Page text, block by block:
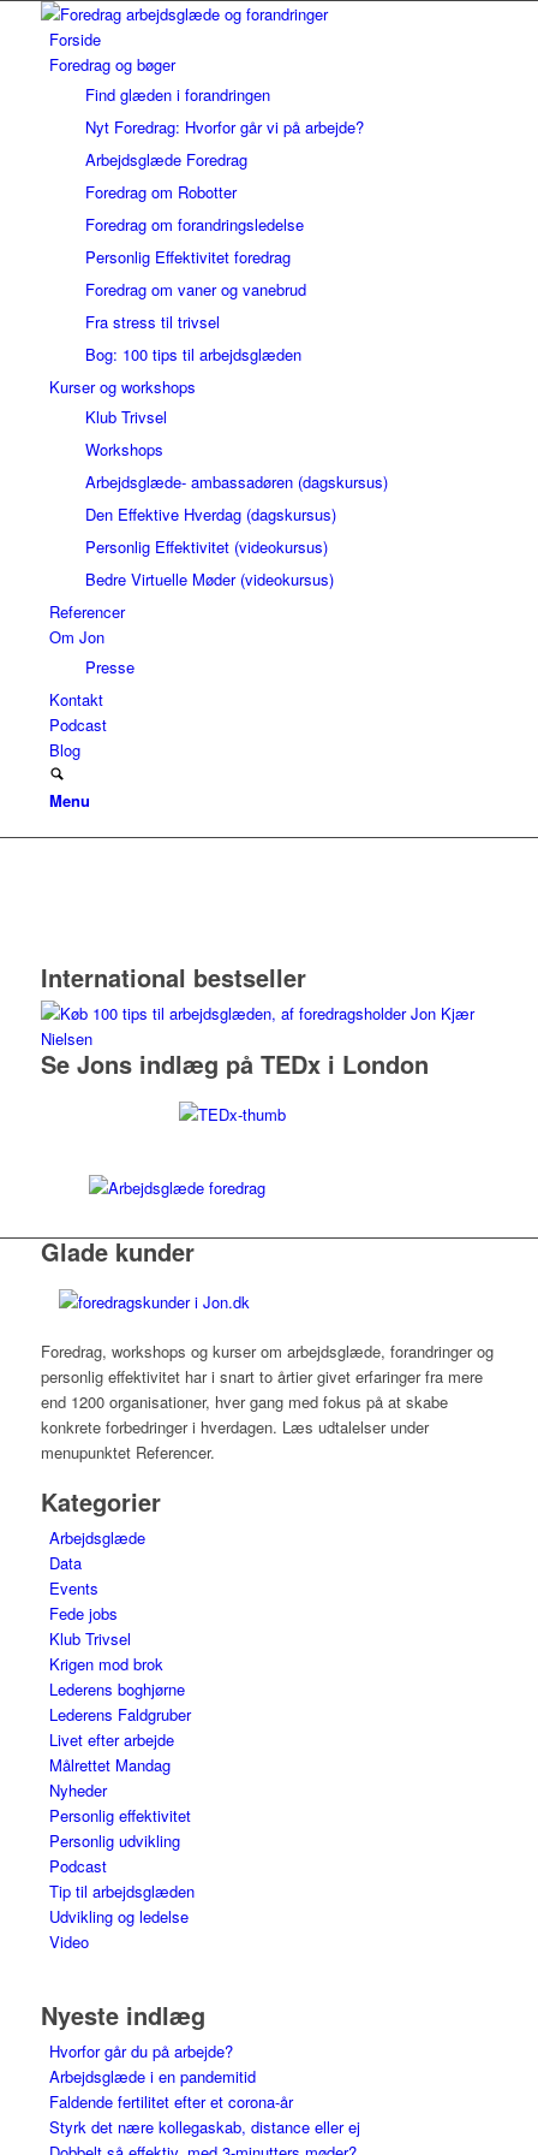
Forside
Foredrag og bøger
Find glæden i forandringen
Nyt Foredrag: Hvorfor går vi på arbejde?
Arbejdsglæde Foredrag
Foredrag om Robotter
Foredrag om forandringsledelse
Personlig Effektivitet foredrag
Foredrag om vaner og vanebrud
Fra stress til trivsel
Bog: 100 tips til arbejdsglæden
Kurser og workshops
Klub Trivsel
Workshops
Arbejdsglæde- ambassadøren (dagskursus)
Den Effektive Hverdag (dagskursus)
Personlig Effektivitet (videokursus)
Bedre Virtuelle Møder (videokursus)
Referencer
Om Jon
Presse
Kontakt
Podcast
Blog
Menu
International bestseller
Se Jons indlæg på TEDx i London
Glade kunder
Foredrag, workshops og kurser om arbejdsglæde, forandringer og
personlig effektivitet har i snart to årtier givet erfaringer fra mere
end 1200 organisationer, hver gang med fokus på at skabe
konkrete forbedringer i hverdagen. Læs udtalelser under
menupunktet Referencer.
Kategorier
Arbejdsglæde
Data
Events
Fede jobs
Klub Trivsel
Krigen mod brok
Lederens boghjørne
Lederens Faldgruber
Livet efter arbejde
Målrettet Mandag
Nyheder
Personlig effektivitet
Personlig udvikling
Podcast
Tip til arbejdsglæden
Udvikling og ledelse
Video
Nyeste indlæg
Hvorfor går du på arbejde?
Arbejdsglæde i en pandemitid
Faldende fertilitet efter et corona-år
Styrk det nære kollegaskab, distance eller ej